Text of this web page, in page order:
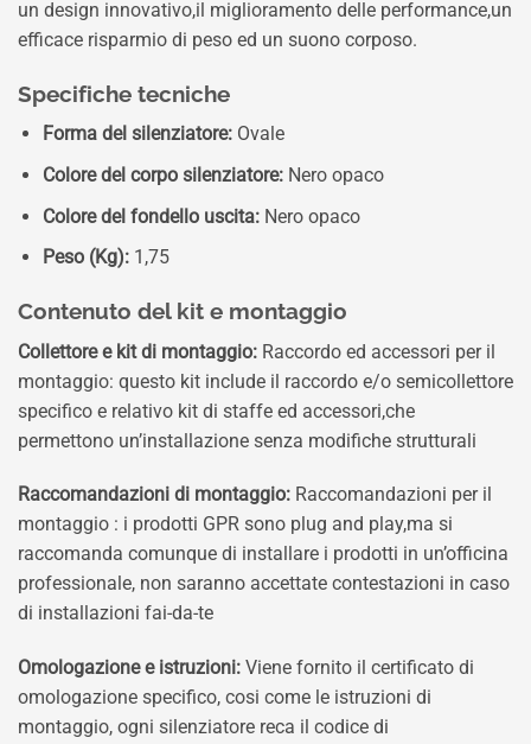
un design innovativo,il miglioramento delle performance,un
efficace risparmio di peso ed un suono corposo.
Specifiche tecniche
Forma del silenziatore:Ovale
Colore del corpo silenziatore:Nero opaco
Colore del fondello uscita:Nero opaco
Peso (Kg):1,75
Contenuto del kit e montaggio
Collettore e kit di montaggio: Raccordo ed accessori per il
montaggio: questo kit include il raccordo e/o semicollettore
specifico e relativo kit di staffe ed accessori,che
permettono un’installazione senza modifiche strutturali
Raccomandazioni di montaggio: Raccomandazioni per il
montaggio : i prodotti GPR sono plug and play,ma si
raccomanda comunque di installare i prodotti in un’officina
professionale, non saranno accettate contestazioni in caso
di installazioni fai-da-te
Omologazione e istruzioni: Viene fornito il certificato di
omologazione specifico, cosi come le istruzioni di
montaggio, ogni silenziatore reca il codice di